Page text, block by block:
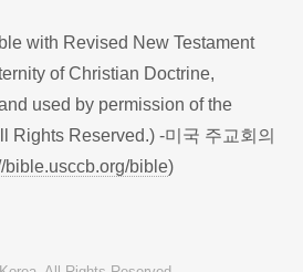
with Revised New Testament
of Christian Doctrine,
used by permission of the
Rights Reserved.) -미국 주교회의
bible.usccb.org/bible)